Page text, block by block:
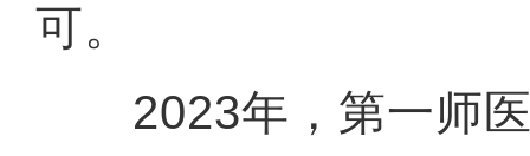
可。
2023年，第一师医